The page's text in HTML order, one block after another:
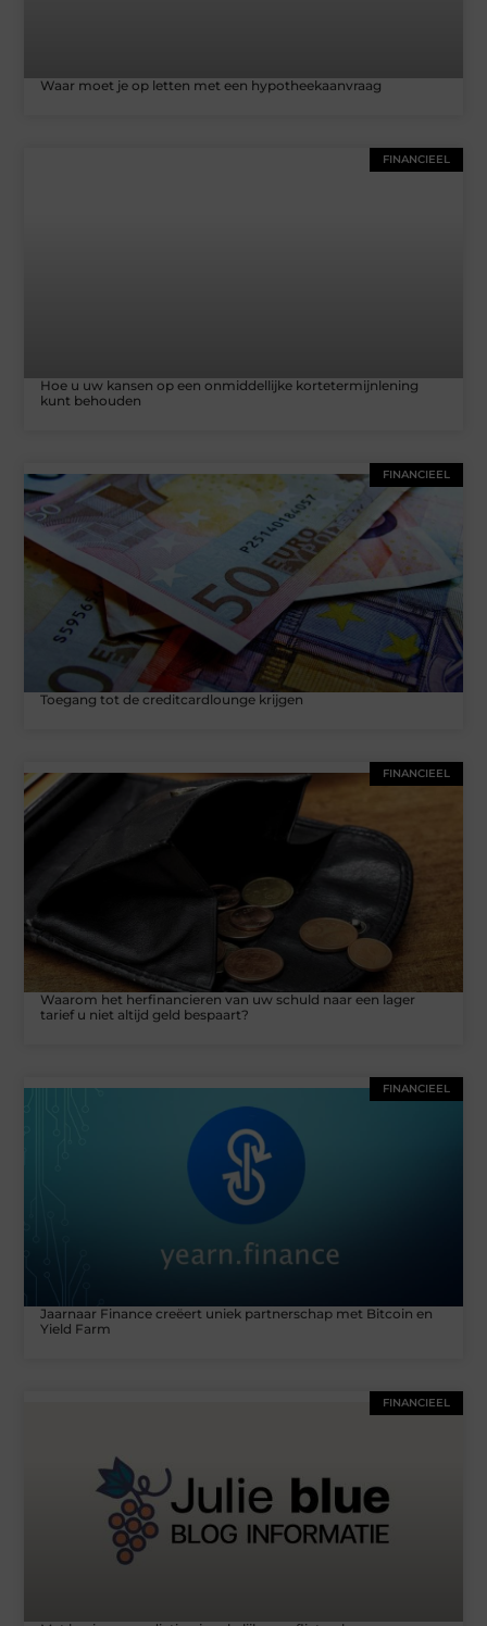
Waar moet je op letten met een hypotheekaanvraag
FINANCIEEL
Hoe u uw kansen op een onmiddellijke kortetermijnlening
kunt behouden
FINANCIEEL
Toegang tot de creditcardlounge krijgen‍
FINANCIEEL
Waarom het herfinancieren van uw schuld naar een lager
tarief u niet altijd geld bespaart?
FINANCIEEL
Jaarnaar Finance creëert uniek partnerschap met Bitcoin en
Yield Farm
FINANCIEEL